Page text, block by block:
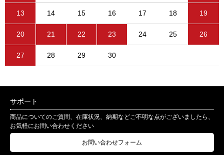
13 14 15 16 17 18 19
20 21 22 23 24 25 26
27 28 29 30
サポート
商品についてのご質問、在庫状況、納期などご不明な点がございましたら、
お気軽にお問い合わせください
お問い合わせフォーム